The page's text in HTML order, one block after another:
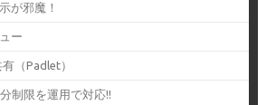
が邪魔！
ー
（Padlet）
制限を運用で対応!!